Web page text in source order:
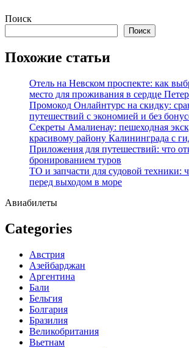
Перейти
содержимому
Поиск
Поиск
Похожие статьи
Отель на Невском проспекте: как
место для проживания в сердце
Промокод Онлайнтурс на скидку:
путешествий с экономией и без
Секреты Амалиенау: пешеходная
красивому району Калининграда с
Приложения для путешествий: что
бронированием туров
ТО и запчасти для судовой техники:
перед выходом в море
Авиабилеты
Categories
Австрия
Азейбарджан
Аргентина
Бали
Бельгия
Болгария
Бразилия
Великобритания
Вьетнам